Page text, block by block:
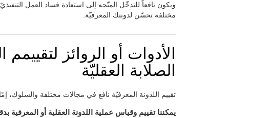
ويكون نافعاً للتدخّل المتّجه إلى استعادة فساد العمل
مختلفة تحسّن لدونتك المعرفيّة.
الأدوات أو الروائز لتقييمم
الصلابة العقليّة
تقييم اللدونة المعرفيّة نافع في مجالات مختلفة والسلوك،
يمكننا تقييم وقياس عملية اللدونة العقلية أو المعرفية